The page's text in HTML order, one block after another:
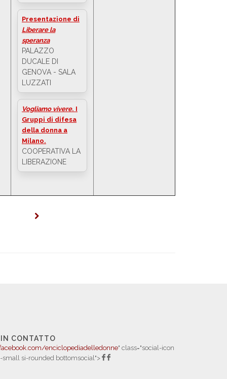
Presentazione di
Liberare la
speranza
PALAZZO
DUCALE DI
GENOVA - SALA
LUZZATI
Vogliamo vivere. I
Gruppi di difesa
della donna a
Milano.
COOPERATIVA LA
LIBERAZIONE
CONTATTO
enciclopediadelledonne" class="social-icon
small si-rounded bottomsocial">